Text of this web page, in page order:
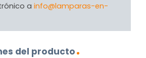
a info@lamparas-en-
del producto